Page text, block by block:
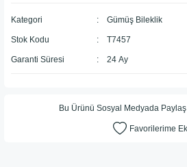
Kategori Gümüş Bileklik
Stok Kodu T7457
Garanti Süresi 24 Ay
Bu Ürünü Sosyal Medyada Paylaş